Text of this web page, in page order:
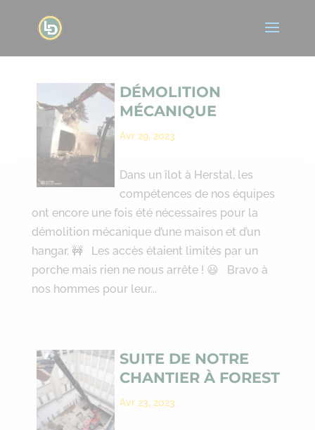
DÉMOLITION
MÉCANIQUE
Avr 29, 2023
Dans un îlot à Herstal, les
compétences de nos équipes
ont encore une fois été nécessaires pour la
démolition mécanique d’une maison et d’un
hangar. 🚧 Les accès étaient limités par un
porche mais rien ne nous arrête ! 😃 Bravo à
nos hommes pour leur...
SUITE DE NOTRE
CHANTIER À FOREST
Avr 23, 2023